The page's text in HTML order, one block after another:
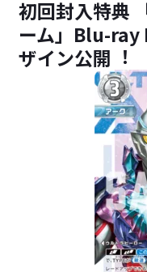
初回封入特典
ーム」Blu-ray
ザイン公開︕